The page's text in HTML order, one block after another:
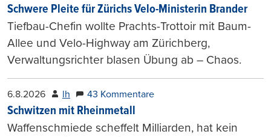
Schwere Pleite für Zürichs Velo-Ministerin Brander
Tiefbau-Chefin wollte Prachts-Trottoir mit Baum-
Allee und Velo-Highway am Zürichberg,
Verwaltungsrichter blasen Übung ab – Chaos.
6.8.2026 lh 43 Kommentare
Schwitzen mit Rheinmetall
Waffenschmiede scheffelt Milliarden, hat kein